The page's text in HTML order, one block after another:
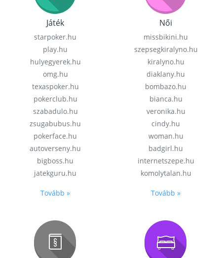
Játék
starpoker.hu
play.hu
hulyegyerek.hu
omg.hu
texaspoker.hu
pokerclub.hu
szabadulo.hu
zsugabubus.hu
pokerface.hu
autoverseny.hu
bigboss.hu
jatekguru.hu
Tovább »
Női
missbikini.hu
szepsegkiralyno.hu
kiralyno.hu
diaklany.hu
bombazo.hu
bianca.hu
veronika.hu
cindy.hu
woman.hu
badgirl.hu
internetszepe.hu
komolytalan.hu
Tovább »